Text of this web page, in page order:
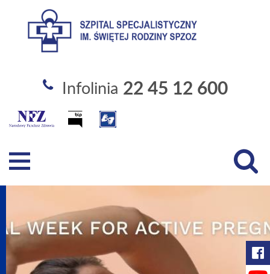
Szpital Specjalistyczny im.
Infolinia 22 45 12 600